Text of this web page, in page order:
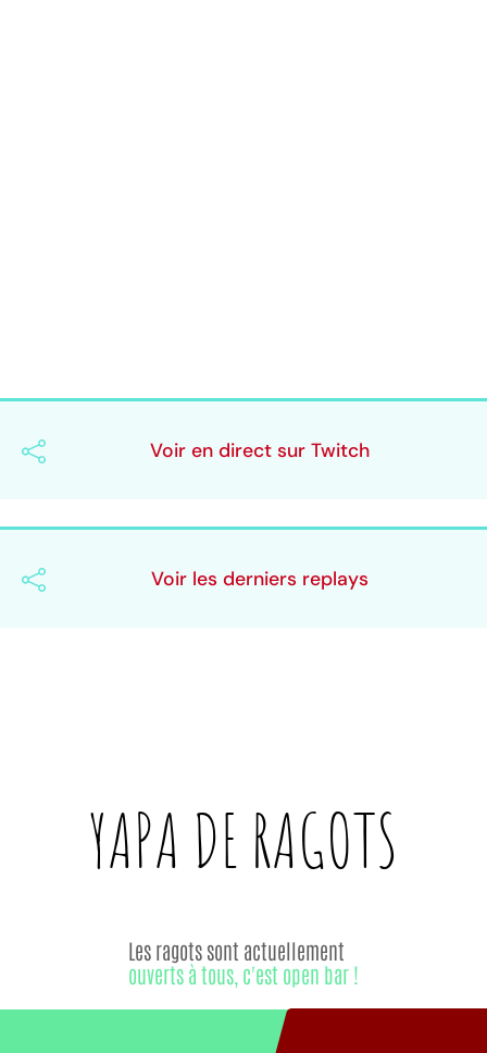
Voir en direct sur Twitch
Voir les derniers replays
YAPA DE RAGOTS
Les ragots sont actuellement
ouverts à tous, c'est open bar !